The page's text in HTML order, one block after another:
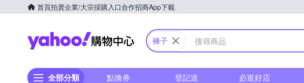
首頁拍賣企業/大宗採購入口合作招商App下載
Yahoo購物中心
褲子
全部分類 點換券 登記送 必逛好店